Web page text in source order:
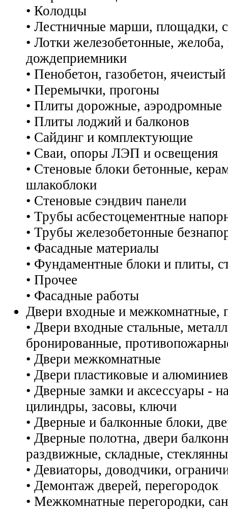
• Колодцы
• Лестничные марши, площадки,
• Лотки железобетонные,
дождеприемники
• Пенобетон, газобетон,
• Перемычки, прогоны
• Плиты дорожные, аэродромные
• Плиты лоджий и балконов
• Сайдинг и комплектующие
• Сваи, опоры ЛЭП и освещения
• Стеновые блоки бетонные,
шлакоблоки
• Стеновые сэндвич панели
• Трубы асбестоцементные
• Трубы железобетонные
• Фасадные материалы
• Фундаментные блоки и плиты,
• Прочее
• Фасадные работы
Двери входные и межкомнатные,
• Двери входные стальные,
бронированные,
• Двери межкомнатные
• Двери пластиковые и
• Дверные замки и аксессуары -
цилиндры, засовы, ключи
• Дверные и балконные блоки,
• Дверные полотна, двери
раздвижные, складные,
• Девиаторы, доводчики,
• Демонтаж дверей, перегородок
• Межкомнатные перегородки,